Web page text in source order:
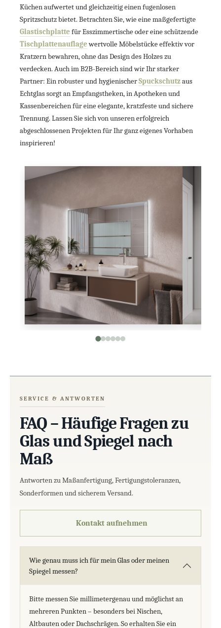
Küchen aufwertet und gleichzeitig einen fugenlosen
Spritzschutz bietet. Betrachten Sie, wie eine maßgefertigte
Glastischplatte für Esszimmertische oder eine schützende
Tischplattenauflagewertvolle Möbelstücke effektiv vor
Kratzern bewahren, ohne das Design des Holzes zu
verdecken. Auch im B2B-Bereich sind wir Ihr starker
Partner: Ein robuster und hygienischerSpuckschutzaus
Echtglas sorgt an Empfangstheken, in Apotheken und
Kassenbereichen für eine elegante, kratzfeste und sichere
Trennung. Lassen Sie sich von unseren erfolgreich
abgeschlossenen Projekten für Ihr ganz eigenes Vorhaben
inspirieren!
SERVICE & ANTWORTEN
FAQ – Häufige Fragen zu
Glas und Spiegel nach
Maß
Antworten zu Maßanfertigung, Fertigungstoleranzen,
Sonderformen und sicherem Versand.
Kontakt aufnehmen
Wie genau muss ich für mein Glas oder meinen
Spiegel messen?
Bitte messen Sie millimetergenau und möglichst an
mehreren Punkten – besonders bei Nischen,
Altbauten oder Dachschrägen. So erhalten Sie ein